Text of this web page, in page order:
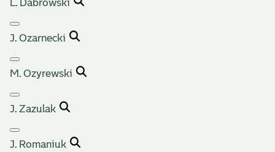
L. Dabrowski
J. Ozarnecki
M. Ozyrewski
J. Zazulak
J. Romaniuk